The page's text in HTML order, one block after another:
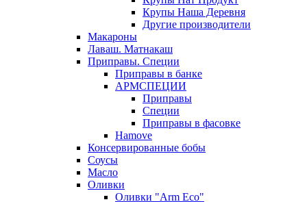
Крупы Наша Деревня
Другие производители
Макароны
Лаваш. Матнакаш
Приправы. Специи
Приправы в банке
АРМСПЕЦИИ
Приправы
Специи
Приправы в фасовке
Hamove
Консервированные бобы
Соусы
Масло
Оливки
Оливки "Arm Eco"